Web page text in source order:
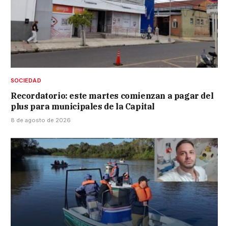
SOCIEDAD
Recordatorio: este martes comienzan a pagar del
plus para municipales de la Capital
8 de agosto de 2026